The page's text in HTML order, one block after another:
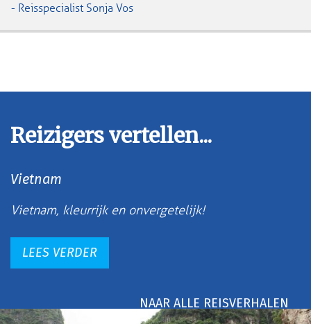
- Reisspecialist Sonja Vos
Reizigers vertellen...
Vietnam
Vietnam, kleurrijk en onvergetelijk!
LEES VERDER
NAAR ALLE REISVERHALEN